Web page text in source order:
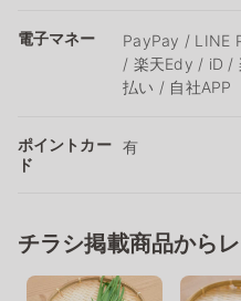
電子マネー
PayPay / LINE
/ 楽天Edy / iD /
払い / 自社APP
ポイントカー
ド
有
チラシ掲載商品から